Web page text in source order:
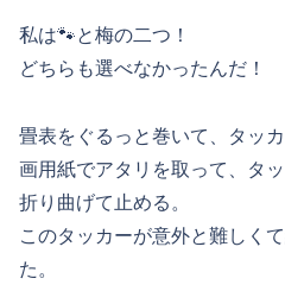
私は🐾と梅の二つ！
どちらも選べなかったんだ！
畳表をぐるっと巻いて、タッカ
画用紙でアタリを取って、タ
折り曲げて止める。
このタッカーが意外と難しく
た。